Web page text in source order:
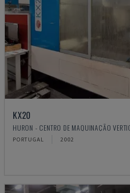
KX20
HURON - CENTRO DE MAQUINAÇÃO
PORTUGAL 2002